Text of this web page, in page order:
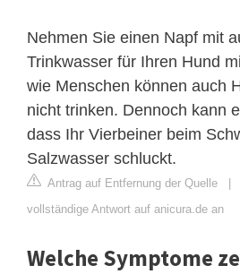
Nehmen Sie einen Napf mit
Trinkwasser für Ihren Hund
wie Menschen können auch
nicht trinken. Dennoch kann
dass Ihr Vierbeiner beim
Salzwasser schluckt.
Antrag auf Entfernung der Quelle
vollständige Antwort auf anicura.de an
Welche Symptome